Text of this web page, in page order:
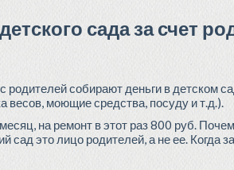
сада за счет
родителей собирают деньги в детском
весов, моющие средства, посуду и т.д.).
на ремонт в этот раз 800 руб.
сад это лицо родителей, а не ее. Когда